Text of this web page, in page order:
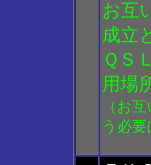
お互
成立
ＱＳ
用場
（お
う必